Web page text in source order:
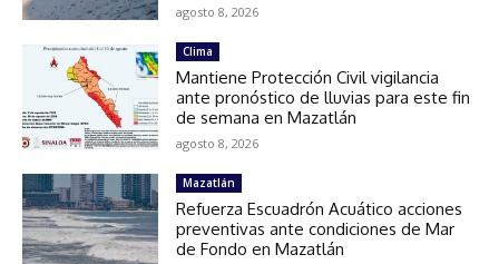
agosto 8, 2026
Clima
Mantiene Protección Civil vigilancia
ante pronóstico de lluvias para este fin
de semana en Mazatlán
agosto 8, 2026
Mazatlán
Refuerza Escuadrón Acuático acciones
preventivas ante condiciones de Mar
de Fondo en Mazatlán